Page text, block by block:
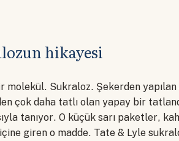
hikayesi
molekül. Sukraloz. Şekerden
çok daha tatlı olan yapay bir
tanıyor. O küçük sarı paketler,
giren o madde. Tate & Lyle